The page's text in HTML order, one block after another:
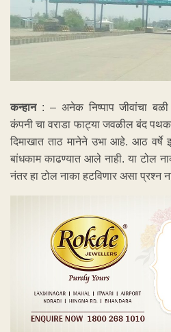
कन्हान : – अनेक निष्पाप जीवांचा
कंपनी चा वराडा फाट्या जवळील बंद
दिमाखात ताठ मानेने उभा आहे. आठ वर्षे
बांधकाम काढण्यात आले नाही. या टोल
नंतर हा टोल नाका हटविणार असा प्रश्न